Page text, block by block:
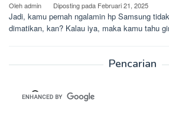
Olehadmin Diposting pada Februari 21, 2025
Jadi, kamu pernah ngalamin hp Samsung
dimatikan, kan? Kalau iya, maka kamu tahu
Pencarian